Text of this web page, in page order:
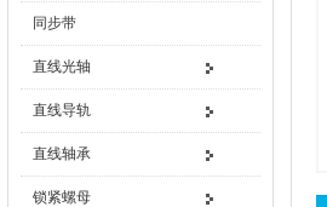
同步带
直线光轴
直线导轨
直线轴承
锁紧螺母